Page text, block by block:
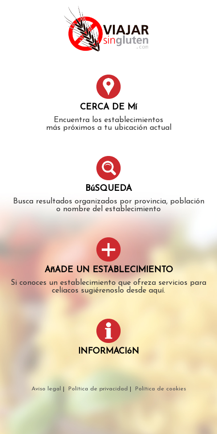
CERCA DE Mí
Encuentra los establecimientos
más próximos a tu ubicación actual
BúSQUEDA
Busca resultados organizados por provincia, población
o nombre del establecimiento
AñADE UN ESTABLECIMIENTO
Si conoces un establecimiento que ofreza servicios para
celíacos sugiérenoslo desde aquí.
INFORMACIóN
Aviso legal Política de privacidad Política de cookies
authorized to show the cookie declaration for domain group
ID 546ddaab-b478-4440-aa8a-3b0205284212. Please add it to
the domain group in the Cookiebot Manager to authorize